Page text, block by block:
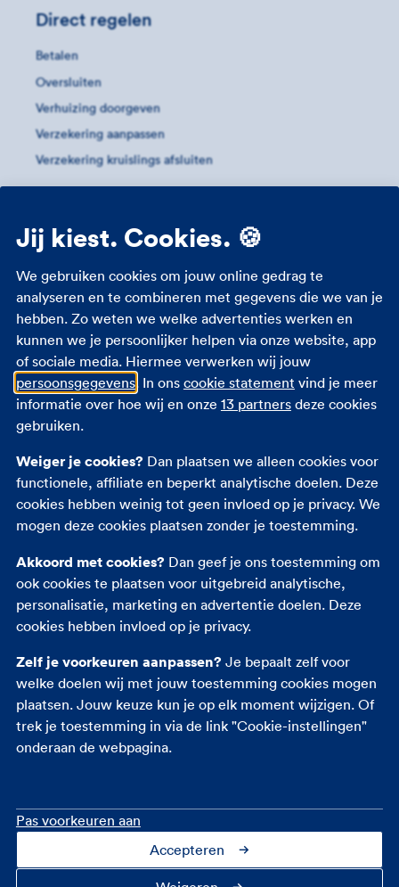
Direct regelen
Betalen
Oversluiten
Verhuizing doorgeven
Verzekering aanpassen
Verzekering kruislings afsluiten
Huurhuis
Hypotheek
Kosten overlijdensrisicoverzekering
Oversluiten
Verschil overlijdensrisicoverzekering- en
levensverzekering
Verschil uitvaart- en overlijdensrisicoverzekering
Autoverzekering
Inboedelverzekering
Opstalverzekering
Rechtsbijstandverzekering
Reisverzekering
Zorgverzekering
Cookie-instellingen
Jij kiest. Cookies. 🍪
We gebruiken cookies om jouw online gedrag te
analyseren en te combineren met gegevens die we van je
hebben. Zo weten we welke advertenties werken en
kunnen we je persoonlijker helpen via onze website, app
of sociale media. Hiermee verwerken wij jouw
persoonsgegevens. In ons cookie statement vind je meer
informatie over hoe wij en onze 13 partnersdeze cookies
gebruiken.
Weiger je cookies? Dan plaatsen we alleen cookies voor
functionele, affiliate en beperkt analytische doelen. Deze
cookies hebben weinig tot geen invloed op je privacy. We
mogen deze cookies plaatsen zonder je toestemming.
Akkoord met cookies? Dan geef je ons toestemming om
ook cookies te plaatsen voor uitgebreid analytische,
personalisatie, marketing en advertentie doelen. Deze
cookies hebben invloed op je privacy.
Zelf je voorkeuren aanpassen? Je bepaalt zelf voor
welke doelen wij met jouw toestemming cookies mogen
plaatsen. Jouw keuze kun je op elk moment wijzigen. Of
trek je toestemming in via de link "Cookie-instellingen"
onderaan de webpagina.
Pas voorkeuren aan
Accepteren